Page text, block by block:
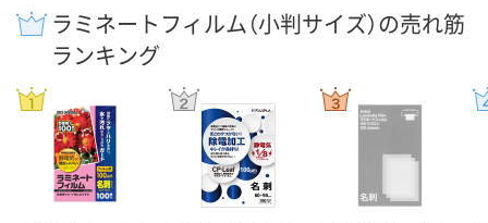
ラミネートフィルム（小判サイズ）の売れ筋
ランキング